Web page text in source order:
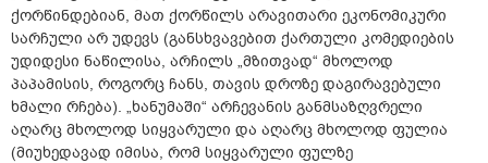
ქორწინდებიან, მათ ქორწილს არავითარი ეკონომიკური
სარჩული არ უდევს (განსხვავებით ქართული კომედიების
უდიდესი ნაწილისა, არჩილს „მზითვად“ მხოლოდ
პაპამისის, როგორც ჩანს, თავის დროზე დაგირავებული
ხმალი რჩება). „ხანუმაში“ არჩევანის განმსაზღვრელი
აღარც მხოლოდ სიყვარული და აღარც მხოლოდ ფულია
(მიუხედავად იმისა, რომ სიყვარული ფულზე